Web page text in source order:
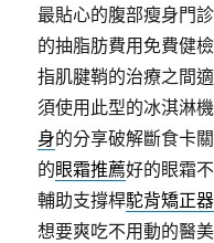
最貼心的腹部瘦身門
的抽脂肪費用免費健
指肌腱鞘的治療之間
須使用此型的冰淇淋
身的分享破解斷食卡
的眼霜推薦好的眼霜
輔助支撐桿駝背矯正器
想要爽吃不用動的醫